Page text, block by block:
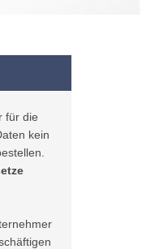
für die
kein